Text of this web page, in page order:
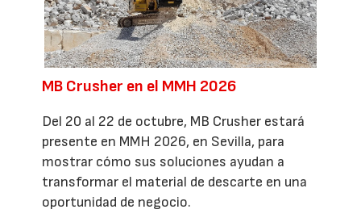
MB Crusher en el MMH 2026
Del 20 al 22 de octubre, MB Crusher estará
presente en MMH 2026, en Sevilla, para
mostrar cómo sus soluciones ayudan a
transformar el material de descarte en una
oportunidad de negocio.